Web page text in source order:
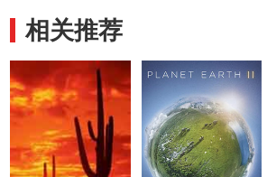
相关推荐